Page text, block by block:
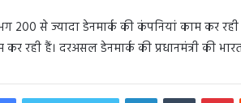
200 से ज्यादा डेनमार्क की कंपनियां काम कर
रही हैं। दरअसल डेनमार्क की प्रधानमंत्री की
LinkedInTumblr